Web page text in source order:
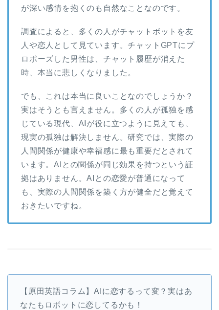
が深い感情を抱くのも自然なことなのです。
調査によると、多くの人がチャットボットを友
人や恋人として見ています。チャットGPTにプ
ロポーズした男性は、チャット履歴が消えた
時、本当に悲しくなりました。
でも、これは本当に良いことなのでしょうか？
実はそうとも言えません。多くの人が孤独を感
じている現代、AIが役に立つように見えても、
現実の孤独は解決しません。研究では、実際の
人間関係が健康や幸福感に最も重要だとされて
います。AIとの関係が同じ効果を持つという証
拠はありません。AIとの恋愛が普通になって
も、実際の人間関係を築く方が健全だと覚えて
おきたいですね。
【原田英語コラム】AIに恋するって変？実はあ
なたもロボットに恋してるかも！